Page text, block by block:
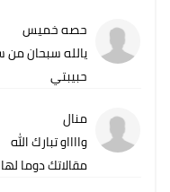
حصه خميس
يالله سبحان من
حبيبتي
منال
وااااو تبارك الله
مقالاتك دوما